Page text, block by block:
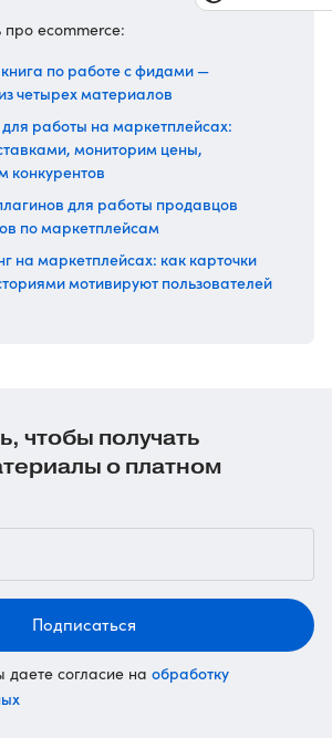
про ecommerce:
по работе с фидами —
четырех материалов
работы на маркетплейсах:
мониторим цены,
конкурентов
для работы продавцов
по маркетплейсам
на маркетплейсах: как карточки
мотивируют пользователей
чтобы получать
о платном
Подписаться
согласие на обработку